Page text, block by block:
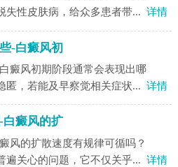
失性皮肤病，给众多患者带... 详情
-白癜风初
癜风初期阶段通常会表现出哪
匿，若能及早察觉相关症状... 详情
白癜风的扩
风的扩散速度有规律可循吗？
遍关心的问题，它不仅关乎... 详情